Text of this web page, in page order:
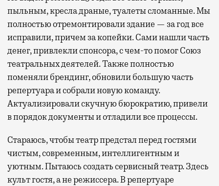
пыльным, кресла драные, туалеты сломанные. Мы
полностью отремонтировали здание — за год все
исправили, причем за копейки. Сами нашли часть
денег, привлекли спонсора, с чем-то помог Союз
театральных деятелей. Также полностью
поменяли брендинг, обновили большую часть
репертуара и собрали новую команду.
Актуализировали скучную бюрократию, привели
в порядок документы и отладили все процессы.
Стараюсь, чтобы театр предстал перед гостями
чистым, современным, интеллигентным и
уютным. Пытаюсь создать сервисный театр. Здесь
культ гостя, а не режиссера. В репертуаре